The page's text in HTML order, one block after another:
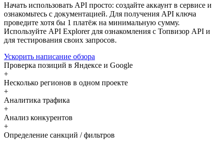
Начать использовать API просто: создайте аккаунт в сервисе и
ознакомьтесь с документацией. Для получения API ключа
проведите хотя бы 1 платёж на минимальную сумму.
Используйте API Explorer для ознакомления с Топвизор API и
для тестирования своих запросов.
Ускорить написание обзора
Проверка позиций в Яндексе и Google
+
Несколько регионов в одном проекте
+
Аналитика трафика
+
Анализ конкурентов
+
Определение санкций / фильтров